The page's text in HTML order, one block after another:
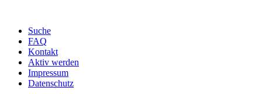
Suche
FAQ
Kontakt
Aktiv werden
Impressum
Datenschutz